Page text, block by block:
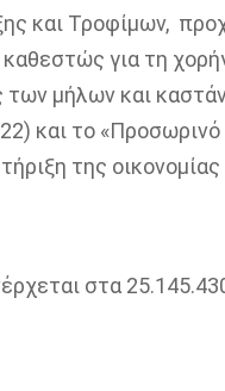
και Τροφίμων,
για τη
των μήλων και
και το
της
στα